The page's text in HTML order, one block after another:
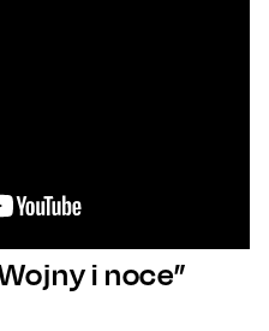
i noce”